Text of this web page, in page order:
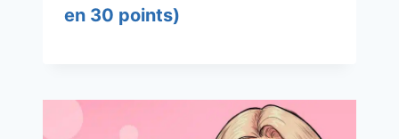
en 30 points)